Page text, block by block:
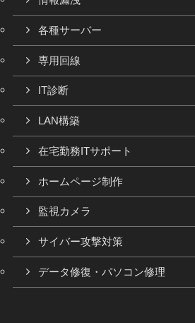
各種サーバー
専用回線
IT診断
LAN構築
在宅勤務ITサポート
ホームページ制作
監視カメラ
サイバー攻撃対策
データ修復・パソコン修理